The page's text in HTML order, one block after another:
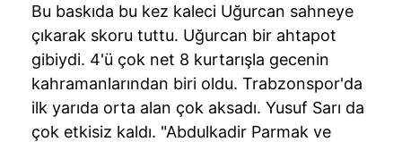
Bu baskıda bu kez kaleci Uğurcan sahneye
çıkarak skoru tuttu. Uğurcan bir ahtapot
gibiydi. 4'ü çok net 8 kurtarışla gecenin
kahramanlarından biri oldu. Trabzonspor'da
ilk yarıda orta alan çok aksadı. Yusuf Sarı da
çok etkisiz kaldı. "Abdulkadir Parmak ve